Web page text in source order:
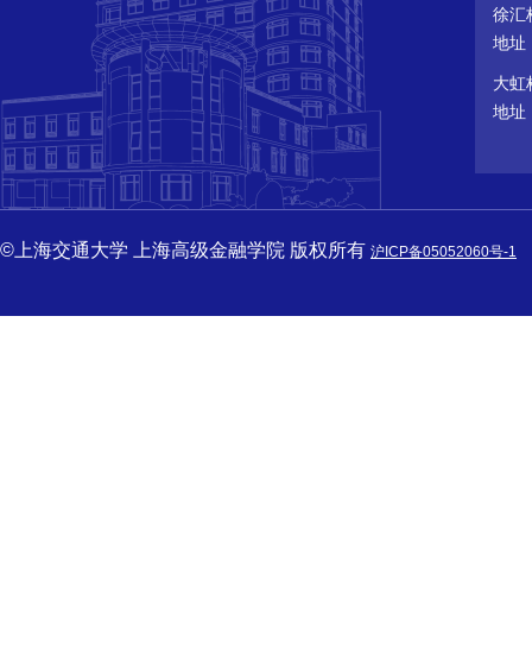
徐汇
地址
大虹
地址
©上海交通大学 上海高级金融学院 版权所有 沪ICP备05052060号-1